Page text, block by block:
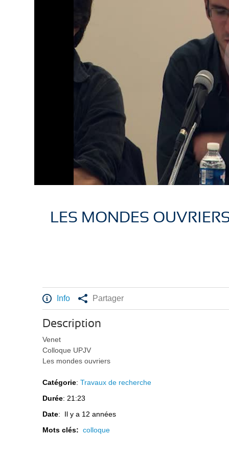
LES MONDES
Info Partager
Description
Venet
Colloque UPJV
Les mondes ouvriers
Catégorie:Travaux de recherche
Durée: 21:23
Date: Il y a 12 années
Mots clés:colloque